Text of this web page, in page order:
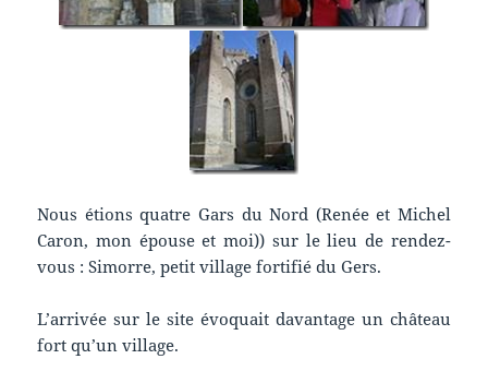
Nous étions quatre Gars du Nord (Renée et Michel
Caron, mon épouse et moi)) sur le lieu de rendez-
vous : Simorre, petit village fortifié du Gers.
L’arrivée sur le site évoquait davantage un château
fort qu’un village.